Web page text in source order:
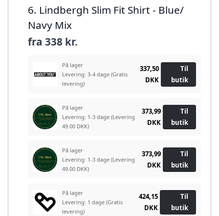
6. Lindbergh Slim Fit Shirt - Blue/
Navy Mix
fra 338 kr.
På lager
Levering: 3-4 dage (Gratis
levering)
337,50
DKK
Til
butik
På lager
Levering: 1-3 dage (Levering
49.00 DKK)
373,99
DKK
Til
butik
På lager
Levering: 1-3 dage (Levering
49.00 DKK)
373,99
DKK
Til
butik
På lager
Levering: 1 dage (Gratis
levering)
424,15
DKK
Til
butik